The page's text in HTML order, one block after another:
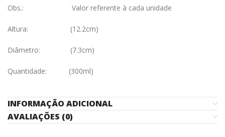
Obs.: Valor referente à cada unidade
Altura: (12.2cm)
Diâmetro: (7.3cm)
Quantidade: (300ml)
INFORMAÇÃO ADICIONAL
AVALIAÇÕES (0)